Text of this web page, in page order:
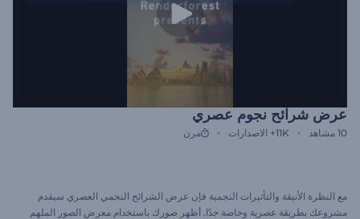
عرض شرائح نجوم عصري
10 مشاهد 11K+ الاصدارات مرن
مع النظرة الأنيقة والتأثيرات النجمية فإن عرض الشرائح النجمي العصري سيقدم
مشروعك بطريقة عصرية وخاصة جدًا. أظهر صورك باستخدام معرض الصور الملهم